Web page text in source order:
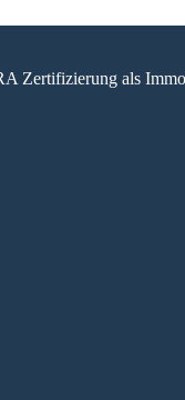
Zertifizierung als